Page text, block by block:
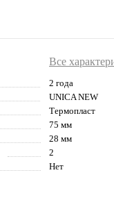
Все
2 года
UNICA NEW
Термопласт
75 мм
28 мм
2
Нет